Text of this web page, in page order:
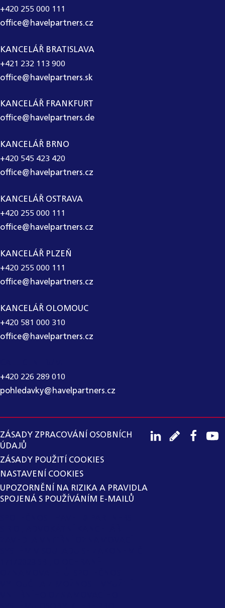
+420 255 000 111
office@havelpartners.cz
KANCELÁŘ BRATISLAVA
+421 232 113 900
office@havelpartners.sk
KANCELÁŘ FRANKFURT
office@havelpartners.de
KANCELÁŘ BRNO
+420 545 423 420
office@havelpartners.cz
KANCELÁŘ OSTRAVA
+420 255 000 111
office@havelpartners.cz
KANCELÁŘ PLZEŇ
+420 255 000 111
office@havelpartners.cz
KANCELÁŘ OLOMOUC
+420 581 000 310
office@havelpartners.cz
+420 226 289 010
pohledavky@havelpartners.cz
ZÁSADY ZPRACOVÁNÍ OSOBNÍCH
ÚDAJŮ
ZÁSADY POUŽITÍ COOKIES
NASTAVENÍ COOKIES
UPOZORNĚNÍ NA RIZIKA A PRAVIDLA
SPOJENÁ S POUŽÍVÁNÍM E-MAILŮ